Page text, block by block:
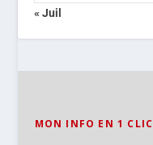
« Juil
MON INFO EN 1 CLIC